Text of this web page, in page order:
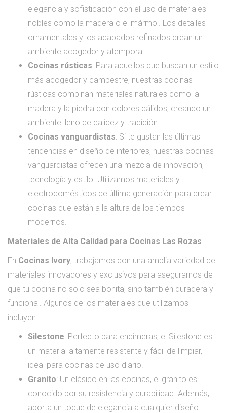
elegancia y sofisticación con el uso de materiales
nobles como la madera o el mármol. Los detalles
ornamentales y los acabados refinados crean un
ambiente acogedor y atemporal.
Cocinas rústicas: Para aquellos que buscan un estilo
más acogedor y campestre, nuestras cocinas
rústicas combinan materiales naturales como la
madera y la piedra con colores cálidos, creando un
ambiente lleno de calidez y tradición.
Cocinas vanguardistas: Si te gustan las últimas
tendencias en diseño de interiores, nuestras cocinas
vanguardistas ofrecen una mezcla de innovación,
tecnología y estilo. Utilizamos materiales y
electrodomésticos de última generación para crear
cocinas que están a la altura de los tiempos
modernos.
Materiales de Alta Calidad para Cocinas Las Rozas
En Cocinas Ivory, trabajamos con una amplia variedad de
materiales innovadores y exclusivos para asegurarnos de
que tu cocina no solo sea bonita, sino también duradera y
funcional. Algunos de los materiales que utilizamos
incluyen:
Silestone: Perfecto para encimeras, el Silestone es
un material altamente resistente y fácil de limpiar,
ideal para cocinas de uso diario.
Granito: Un clásico en las cocinas, el granito es
conocido por su resistencia y durabilidad. Además,
aporta un toque de elegancia a cualquier diseño.